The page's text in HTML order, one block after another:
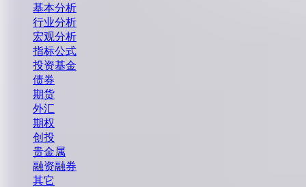
基本分析
行业分析
宏观分析
指标公式
投资基金
债券
期货
外汇
期权
创投
贵金属
融资融券
其它